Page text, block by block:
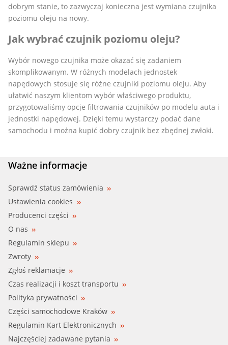
dobrym stanie, to zazwyczaj konieczna jest wymiana czujnika
poziomu oleju na nowy.
Jak wybrać czujnik poziomu oleju?
Wybór nowego czujnika może okazać się zadaniem
skomplikowanym. W różnych modelach jednostek
napędowych stosuje się różne czujniki poziomu oleju. Aby
ułatwić naszym klientom wybór właściwego produktu,
przygotowaliśmy opcje filtrowania czujników po modelu auta i
jednostki napędowej. Dzięki temu wystarczy podać dane
samochodu i można kupić dobry czujnik bez zbędnej zwłoki.
Ważne informacje
Sprawdź status zamówienia
Ustawienia cookies
Producenci części
O nas
Regulamin sklepu
Zwroty
Zgłoś reklamacje
Czas realizacji i koszt transportu
Polityka prywatności
Części samochodowe Kraków
Regulamin Kart Elektronicznych
Najczęściej zadawane pytania